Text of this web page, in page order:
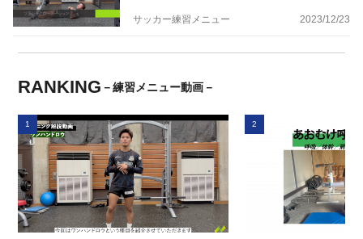
サッカー練習メニュー 2023/12/23
RANKING －練習メニュー動画－
1 2